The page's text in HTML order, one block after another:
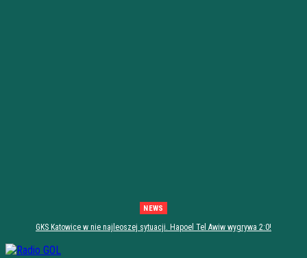
NEWS
GKS Katowice w nie najleoszej sytuacji. Hapoel Tel Awiw wygrywa 2:0!